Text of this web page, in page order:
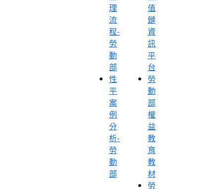
理
流
程-
勞
動
部
性
平
案
例
分
析-
勞
動
部
值
鏈
資
訊
平
台
勞
動
部
權
益
教
育
教
材
勞